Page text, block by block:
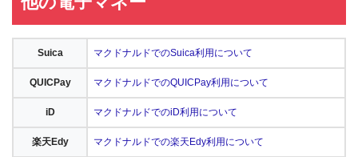
Suica マクドナルドでのSuica利用について
QUICPay マクドナルドでのQUICPay利用について
iD マクドナルドでのiD利用について
楽天Edy マクドナルドでの楽天Edy利用について